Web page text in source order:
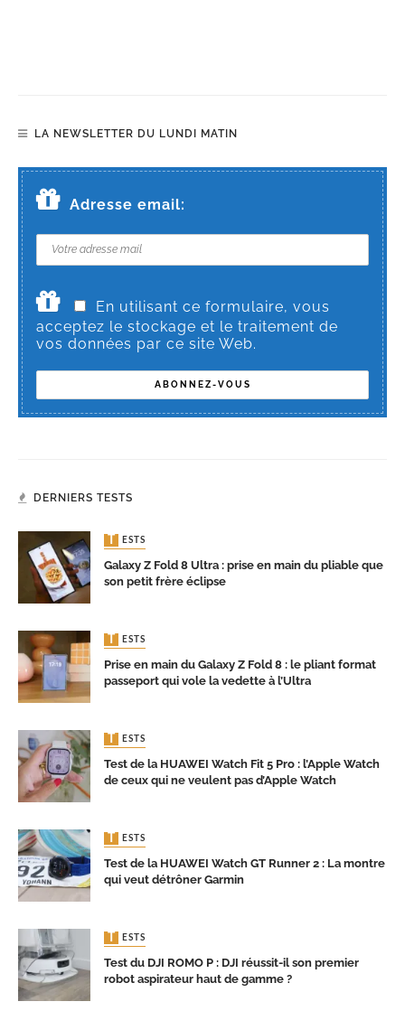
LA NEWSLETTER DU LUNDI MATIN
Adresse email:
En utilisant ce formulaire, vous
acceptez le stockage et le traitement de
vos données par ce site Web.
DERNIERS TESTS
TESTS
Galaxy Z Fold 8 Ultra : prise en main du pliable que
son petit frère éclipse
TESTS
Prise en main du Galaxy Z Fold 8 : le pliant format
passeport qui vole la vedette à l’Ultra
TESTS
Test de la HUAWEI Watch Fit 5 Pro : l’Apple Watch
de ceux qui ne veulent pas d’Apple Watch
TESTS
Test de la HUAWEI Watch GT Runner 2 : La montre
qui veut détrôner Garmin
TESTS
Test du DJI ROMO P : DJI réussit-il son premier
robot aspirateur haut de gamme ?